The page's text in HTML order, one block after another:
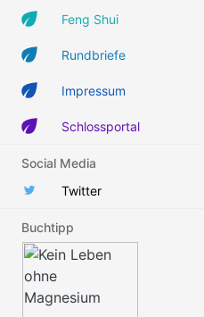
Feng Shui
Rundbriefe
Impressum
Schlossportal
Social Media
Twitter
Buchtipp